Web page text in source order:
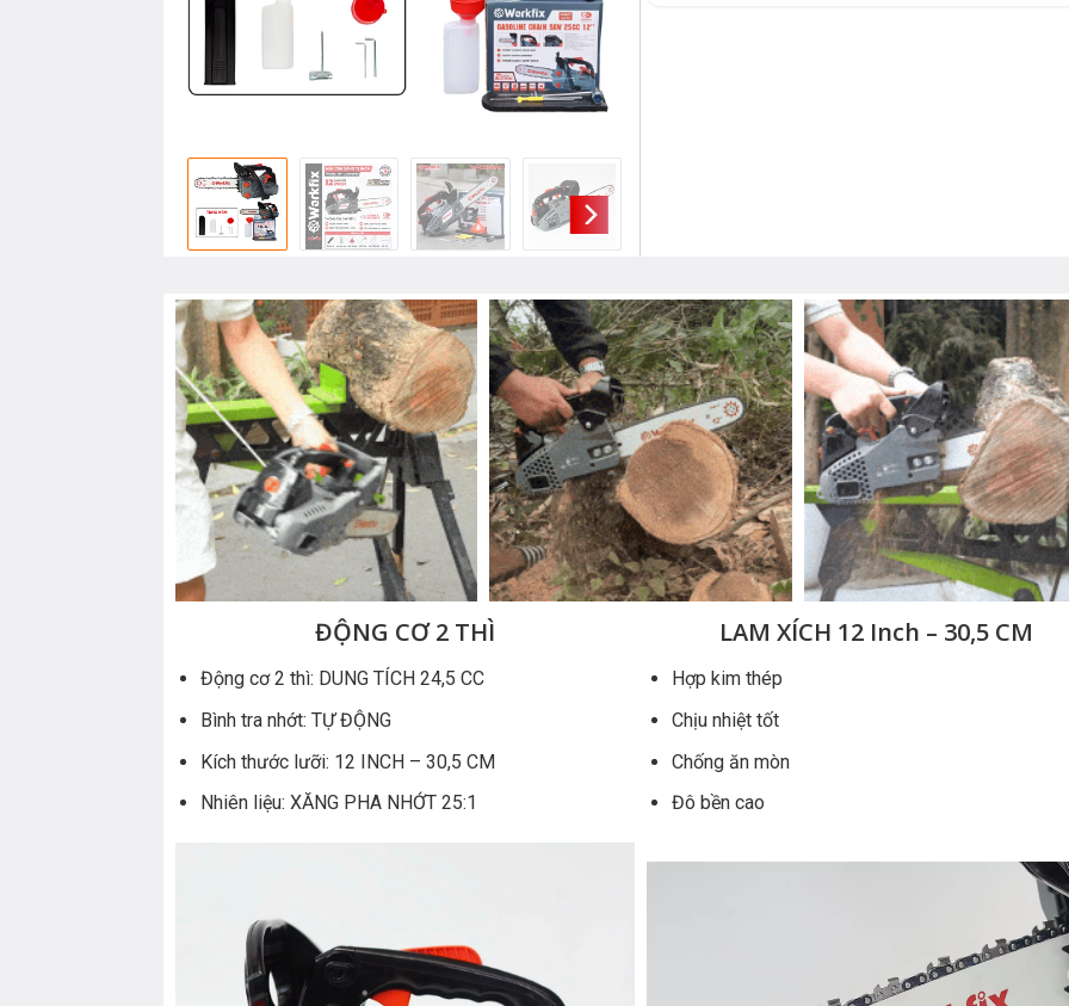
ĐỘNG CƠ 2 THÌ
Động cơ 2 thì: DUNG TÍCH 24,5 CC
Bình tra nhớt: TỰ ĐỘNG
Kích thước lưỡi: 12 INCH – 30,5 CM
Nhiên liệu: XĂNG PHA NHỚT 25:1
LAM XÍCH 12 Inch – 30,5 CM
Hợp kim thép
Chịu nhiệt tốt
Chống ăn mòn
Đô bền cao